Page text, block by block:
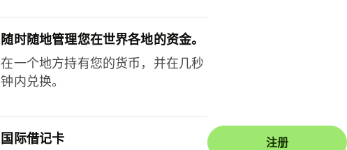
随时随地管理您在世界各地的资金。
在一个地方持有您的货币，并在几秒
钟内兑换。
国际借记卡
注册